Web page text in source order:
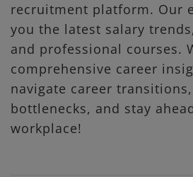
recruitment platform. Our
you the latest salary
and professional courses.
comprehensive career
navigate career
bottlenecks, and stay
workplace!